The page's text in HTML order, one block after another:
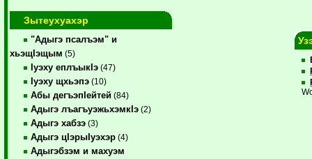
Зытеухуахэр
"Адыгэ псалъэм" и
хьэщIэщым (5)
Iуэху еплъыкIэ (47)
Iуэху щхьэпэ (10)
Абы дегъэпIейтей (84)
Адыгэ лъагъуэжьхэмкIэ (2)
Адыгэ хабзэ (3)
Адыгэ цIэрыIуэхэр (4)
Адыгэбзэм и махуэм